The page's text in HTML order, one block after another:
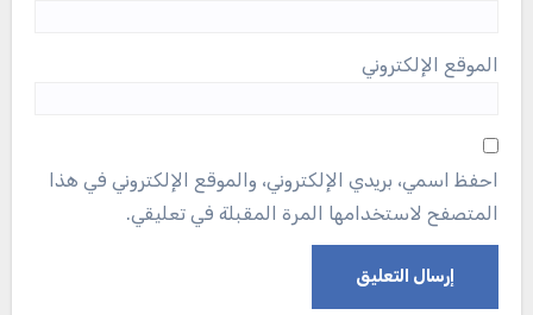
الموقع الإلكتروني
احفظ اسمي، بريدي الإلكتروني، والموقع الإلكتروني في هذا
المتصفح لاستخدامها المرة المقبلة في تعليقي.